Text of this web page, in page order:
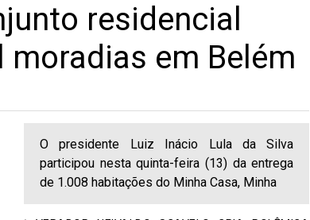
residencial
em Belém
O presidente Luiz Inácio Lula da Silva
participou nesta quinta-feira (13) da entrega
de 1.008 habitações do Minha Casa, Minha